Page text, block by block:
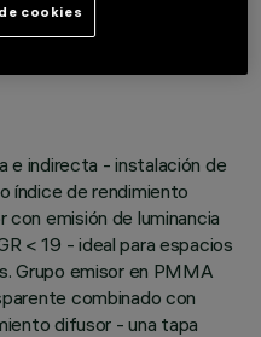
e indirecta - instalación de
índice de rendimiento
emisión de luminancia
< 19 - ideal para espacios
Grupo emisor en PMMA
combinado con
difusor - una tapa
cookies